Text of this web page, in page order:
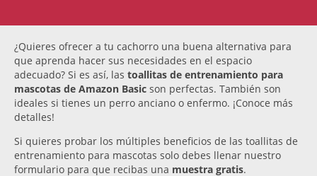
¿Quieres ofrecer a tu cachorro una buena alternativa para
que aprenda hacer sus necesidades en el espacio
adecuado? Si es así, las toallitas de entrenamiento para
mascotas de Amazon Basic son perfectas. También son
ideales si tienes un perro anciano o enfermo. ¡Conoce más
detalles!
Si quieres probar los múltiples beneficios de las toallitas de
entrenamiento para mascotas solo debes llenar nuestro
formulario para que recibas una muestra gratis.